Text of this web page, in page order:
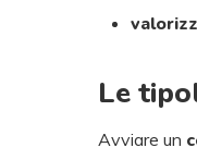
Le
Avviare un